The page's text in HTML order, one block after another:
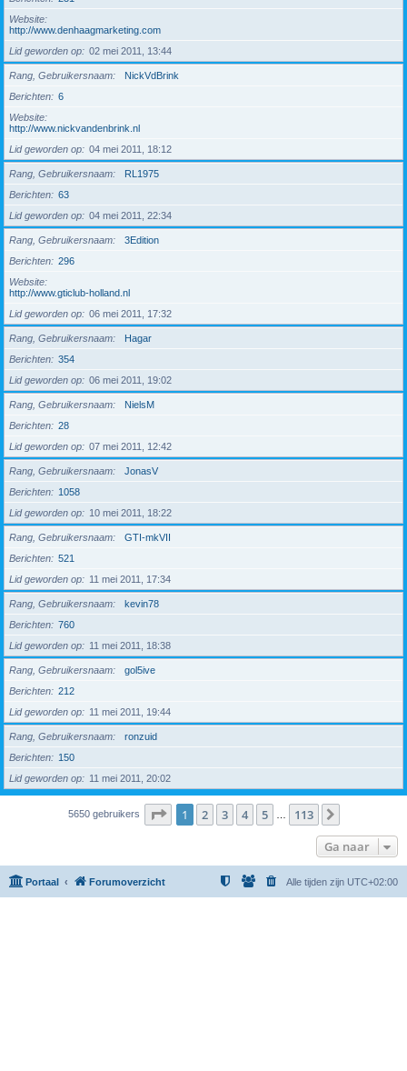
Website
http://www.denhaagmarketing.com
Lid geworden op
02 mei 2011, 13:44
Rang, Gebruikersnaam
NickVdBrink
Berichten
6
Website
http://www.nickvandenbrink.nl
Lid geworden op
04 mei 2011, 18:12
Rang, Gebruikersnaam
RL1975
Berichten
63
Lid geworden op
04 mei 2011, 22:34
Rang, Gebruikersnaam
3Edition
Berichten
296
Website
http://www.gticlub-holland.nl
Lid geworden op
06 mei 2011, 17:32
Rang, Gebruikersnaam
Hagar
Berichten
354
Lid geworden op
06 mei 2011, 19:02
Rang, Gebruikersnaam
NielsM
Berichten
28
Lid geworden op
07 mei 2011, 12:42
Rang, Gebruikersnaam
JonasV
Berichten
1058
Lid geworden op
10 mei 2011, 18:22
Rang, Gebruikersnaam
GTI-mkVII
Berichten
521
Lid geworden op
11 mei 2011, 17:34
Rang, Gebruikersnaam
kevin78
Berichten
760
Lid geworden op
11 mei 2011, 18:38
Rang, Gebruikersnaam
gol5ive
Berichten
212
Lid geworden op
11 mei 2011, 19:44
Rang, Gebruikersnaam
ronzuid
Berichten
150
Lid geworden op
11 mei 2011, 20:02
5650 gebruikers Pagina van 113
1 2 3 4 5 113
Ga naar
Portaal Forumoverzicht Alle tijden zijn UTC+02:00